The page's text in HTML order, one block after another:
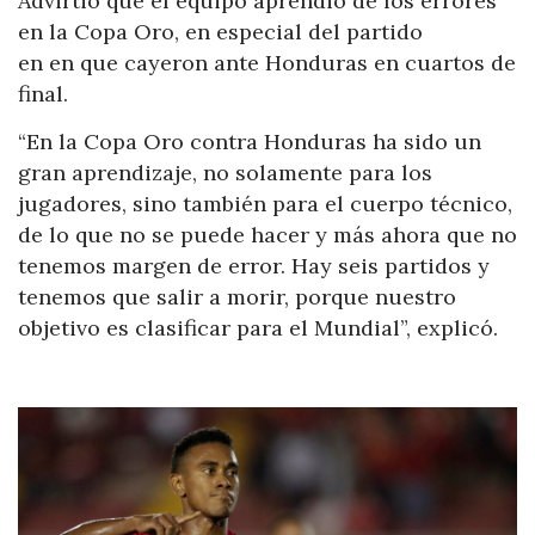
en la Copa Oro, en especial del partido
en en que cayeron ante Honduras en cuartos de
final.
“En la Copa Oro contra Honduras ha sido un
gran aprendizaje, no solamente para los
jugadores, sino también para el cuerpo técnico,
de lo que no se puede hacer y más ahora que no
tenemos margen de error. Hay seis partidos y
tenemos que salir a morir, porque nuestro
objetivo es clasificar para el Mundial”, explicó.